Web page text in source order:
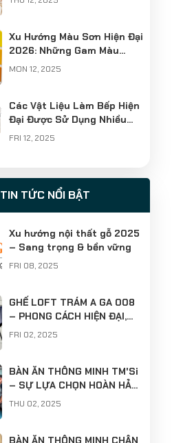
Xu Hướng Màu Sơn Hiện Đại
2026: Những Gam Màu
Định Hình Không Gian Sống
MON 12, 2025
Các Vật Liệu Làm Bếp Hiện
Đại Được Sử Dụng Nhiều
Nhất
FRI 12, 2025
kế nhà ở phong cách
Minimalism
TIN TỨC NỔI BẬT
Xu hướng nội thất gỗ 2025
– Sang trọng & bền vững
FRI 08, 2025
GHẾ LOFT TRÁM A GA 008
– PHONG CÁCH HIỆN ĐẠI,
CHẤT LƯỢNG VƯỢT TRỘI
FRI 02, 2025
BÀN ĂN THÔNG MINH TM'Si
– SỰ LỰA CHỌN HOÀN HẢO
CHO KHÔNG GIAN HIỆN ĐẠI
THU 02, 2025
BÀN ĂN THÔNG MINH CHÂN